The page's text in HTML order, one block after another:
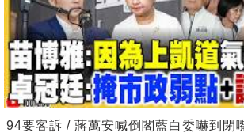
94要客訴 / 蔣萬安喊倒閣藍白委嚇到閉